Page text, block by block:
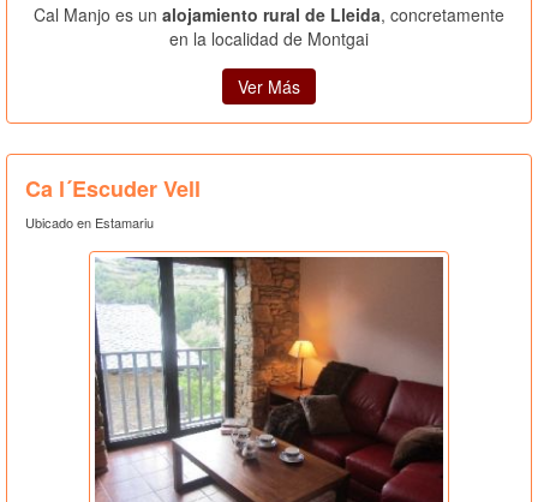
Cal Manjo es un alojamiento rural de Lleida, concretamente
en la localidad de Montgai
Ver Más
Ca l´Escuder Vell
Ubicado en Estamariu